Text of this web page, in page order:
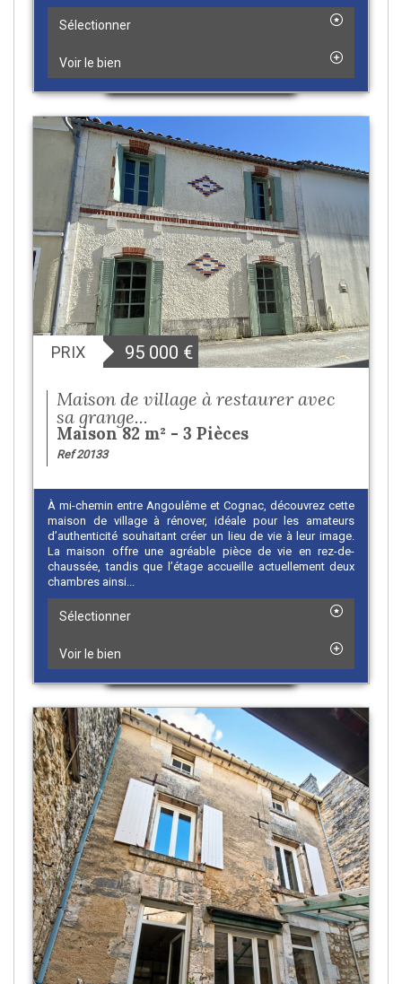
Sélectionner
Voir le bien
PRIX 95 000 €
Maison de village à restaurer avec
sa grange...
Maison 82 m² - 3 Pièces
Ref 20133
À mi-chemin entre Angoulême et Cognac, découvrez cette
maison de village à rénover, idéale pour les amateurs
d’authenticité souhaitant créer un lieu de vie à leur image.
La maison offre une agréable pièce de vie en rez-de-
chaussée, tandis que l’étage accueille actuellement deux
chambres ainsi...
Sélectionner
Voir le bien